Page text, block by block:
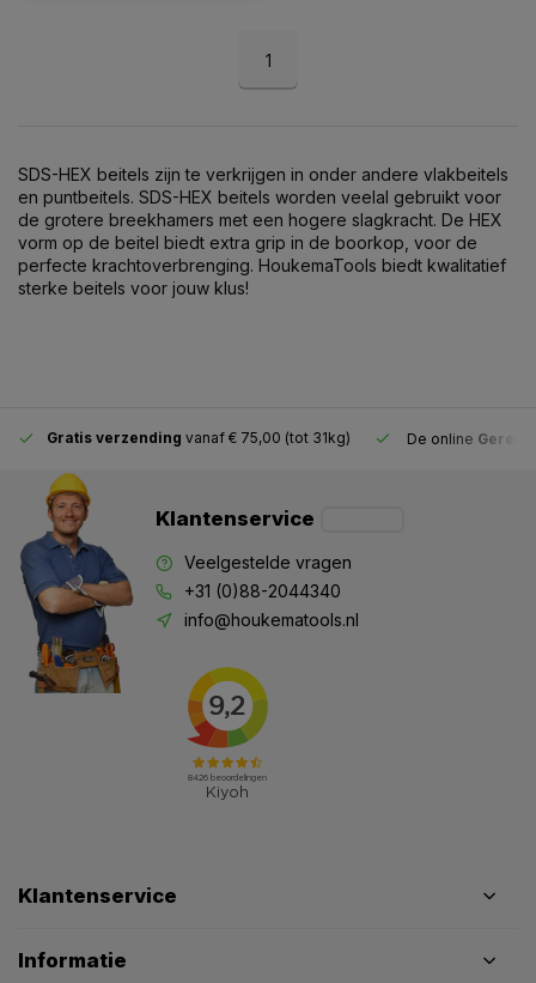
1
SDS-HEX beitels zijn te verkrijgen in onder andere vlakbeitels
en puntbeitels. SDS-HEX beitels worden veelal gebruikt voor
de grotere breekhamers met een hogere slagkracht. De HEX
vorm op de beitel biedt extra grip in de boorkop, voor de
perfecte krachtoverbrenging. HoukemaTools biedt kwalitatief
sterke beitels voor jouw klus!
Gratis verzending vanaf € 75,00 (tot 31kg) De online
Klantenservice
Veelgestelde vragen
+31 (0)88-2044340
info@houkematools.nl
Klantenservice
Informatie